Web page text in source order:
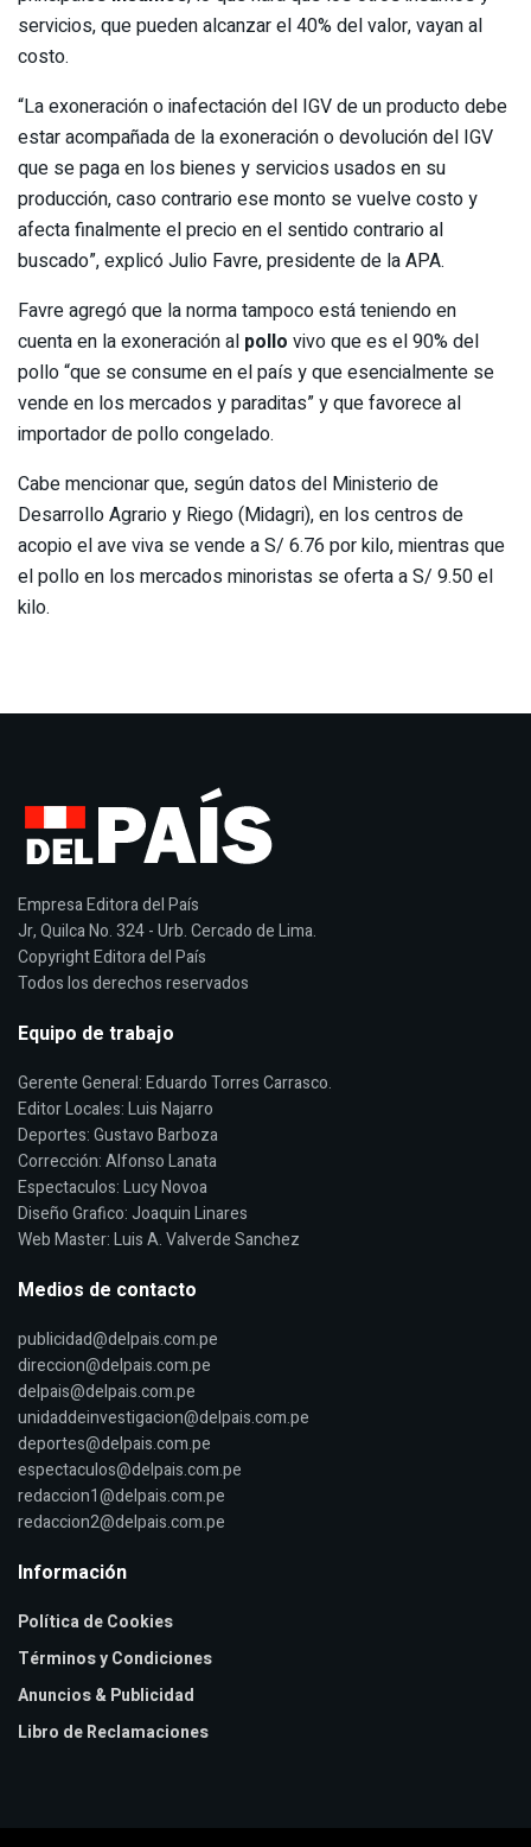
servicios, que pueden alcanzar el 40% del valor, vayan al
costo.
“La exoneración o inafectación del IGV de un producto debe
estar acompañada de la exoneración o devolución del IGV
que se paga en los bienes y servicios usados en su
producción, caso contrario ese monto se vuelve costo y
afecta finalmente el precio en el sentido contrario al
buscado”, explicó Julio Favre, presidente de la APA.
Favre agregó que la norma tampoco está teniendo en
cuenta en la exoneración al pollo vivo que es el 90% del
pollo “que se consume en el país y que esencialmente se
vende en los mercados y paraditas” y que favorece al
importador de pollo congelado.
Cabe mencionar que, según datos del Ministerio de
Desarrollo Agrario y Riego (Midagri), en los centros de
acopio el ave viva se vende a S/ 6.76 por kilo, mientras que
el pollo en los mercados minoristas se oferta a S/ 9.50 el
kilo.
Empresa Editora del País
Jr, Quilca No. 324 - Urb. Cercado de Lima.
Copyright Editora del País
Todos los derechos reservados
Equipo de trabajo
Gerente General: Eduardo Torres Carrasco.
Editor Locales: Luis Najarro
Deportes: Gustavo Barboza
Corrección: Alfonso Lanata
Espectaculos: Lucy Novoa
Diseño Grafico: Joaquin Linares
Web Master: Luis A. Valverde Sanchez
Medios de contacto
publicidad@delpais.com.pe
direccion@delpais.com.pe
delpais@delpais.com.pe
unidaddeinvestigacion@delpais.com.pe
deportes@delpais.com.pe
espectaculos@delpais.com.pe
redaccion1@delpais.com.pe
redaccion2@delpais.com.pe
Información
Política de Cookies
Términos y Condiciones
Anuncios & Publicidad
Libro de Reclamaciones